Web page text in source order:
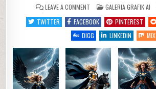
LEAVE A COMMENTON
[PNG]
Galeria
AI
95
0
POSTED
IN
GALERIA GRAFIK AI
TWITTER
FACEBOOK PINTEREST
DIGG
LINKEDIN MIX